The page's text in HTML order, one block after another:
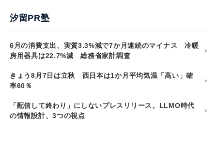
汐留PR塾
6月の消費支出、実質3.3%減で7か月連続のマイナス 冷暖
房用器具は22.7%減 総務省家計調査
きょう8月7日は立秋 西日本は1か月平均気温「高い」確
率60％
「配信して終わり」にしないプレスリリース。LLMO時代
の情報設計、3つの視点